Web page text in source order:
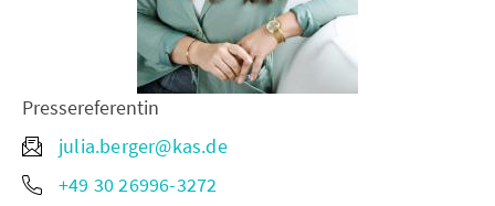
Pressereferentin
julia.berger@kas.de
+49 30 26996-3272